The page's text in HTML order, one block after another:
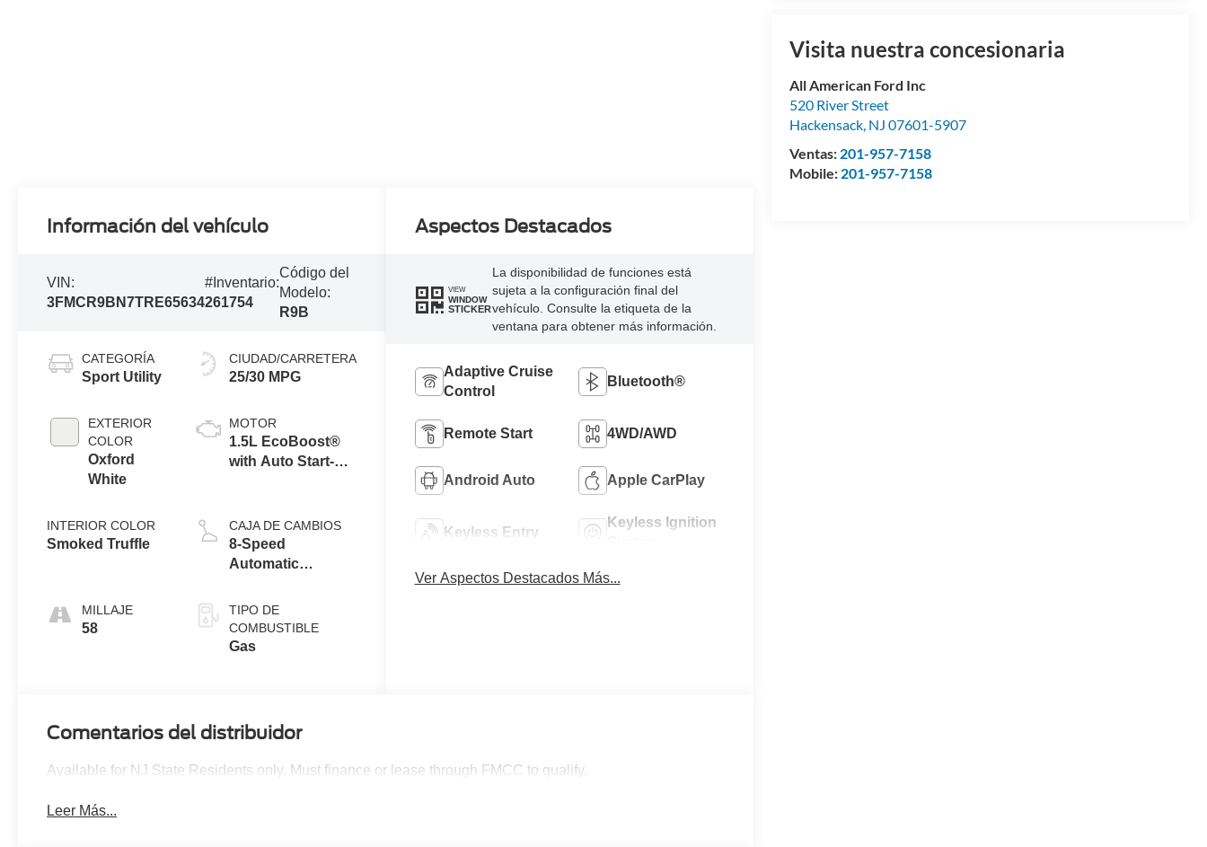
Visita nuestra concesionaria
All American Ford Inc
520 River Street
Hackensack, NJ 07601-5907
Ventas: 201-957-7158
Mobile: 201-957-7158
Información del vehículo
VIN:
3FMCR9BN7TRE65634
#Inventario:
261754
Código del
Modelo:
R9B
CATEGORÍA
Sport Utility
EXTERIOR
COLOR
Oxford
White
INTERIOR COLOR
Smoked Truffle
MILLAJE
58
CIUDAD/CARRETERA
25/30 MPG
MOTOR
1.5L EcoBoost®
with Auto Start-
CAJA DE CAMBIOS
8-Speed
Automatic
TIPO DE
COMBUSTIBLE
Gas
Aspectos Destacados
VIEW
WINDOW
STICKER
La disponibilidad de funciones está
sujeta a la configuración final del
vehículo. Consulte la etiqueta de la
ventana para obtener más información.
Adaptive Cruise
Control
Bluetooth®
Remote Start 4WD/AWD
Android Auto Apple CarPlay
Keyless Entry
Keyless Ignition
Ver Aspectos Destacados Más...
Comentarios del distribuidor
Available for NJ State Residents only. Must finance or lease through FMCC to qualify.
Leer Más...